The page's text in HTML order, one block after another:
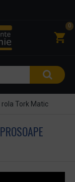
0
Tork Matic